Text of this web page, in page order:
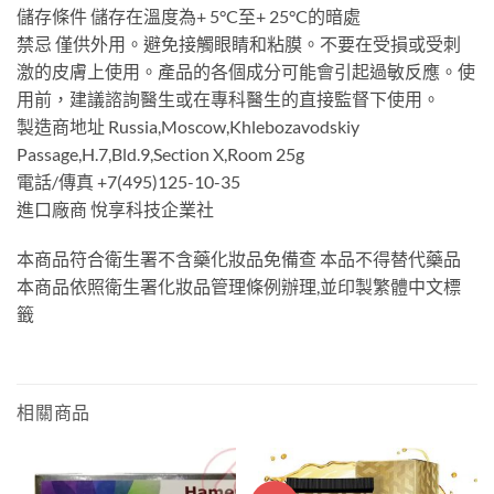
儲存條件 儲存在溫度為+ 5°C至+ 25°C的暗處
禁忌 僅供外用。避免接觸眼睛和粘膜。不要在受損或受刺
激的皮膚上使用。產品的各個成分可能會引起過敏反應。使
用前，建議諮詢醫生或在專科醫生的直接監督下使用。
製造商地址 Russia,Moscow,Khlebozavodskiy
Passage,H.7,Bld.9,Section X,Room 25g
電話/傳真 +7(495)125-10-35
進口廠商 悅享科技企業社
本商品符合衛生署不含藥化妝品免備查 本品不得替代藥品
本商品依照衛生署化妝品管理條例辦理,並印製繁體中文標
籤
相關商品